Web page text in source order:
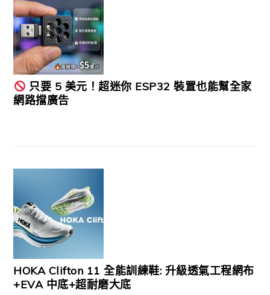
只要 5 美元！超迷你 ESP32 裝置也能幫全家
網路擋廣告
HOKA Clifton 11 全能訓練鞋: 升級透氣工程網布
+EVA 中底+超耐磨大底